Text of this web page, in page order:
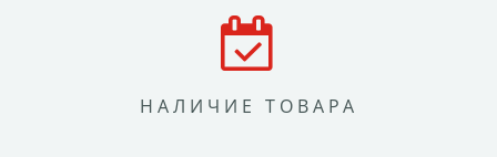
НАЛИЧИЕ ТОВАРА